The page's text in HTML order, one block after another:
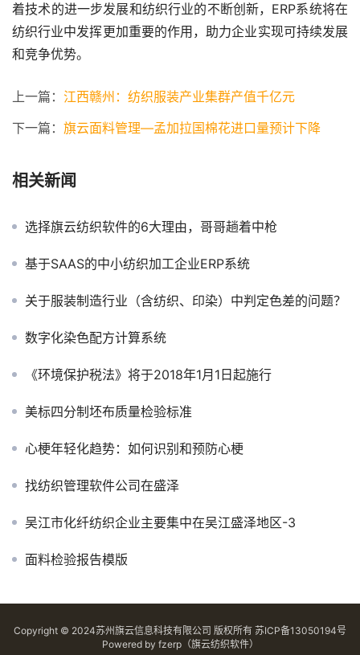
着技术的进一步发展和纺织行业的不断创新，ERP系统将在
纺织行业中发挥更加重要的作用，助力企业实现可持续发展
和竞争优势。
上一篇： 江西赣州：纺织服装产业集群产值千亿元
下一篇： 旗云面料管理—孟加拉国棉花进口量预计下降
相关新闻
选择旗云纺织软件的6大理由，哥哥趟着中枪
基于SAAS的中小纺织加工企业ERP系统
关于服装制造行业（含纺织、印染）中判定色差的问题？
数字化染色配方计算系统
《环境保护税法》将于2018年1月1日起施行
美标四分制坯布质量检验标准
心梗年轻化趋势：如何识别和预防心梗
找纺织管理软件公司在盛泽
吴江市化纤纺织企业主要集中在吴江盛泽地区-3
面料检验报告模版
Copyright © 2024苏州旗云信息科技有限公司 版权所有 苏ICP备13050194号
Powered by fzerp（旗云纺织软件）